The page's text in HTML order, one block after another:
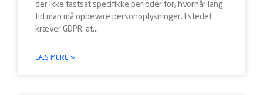
der ikke fastsat specifikke perioder for, hvornår lang
tid man må opbevare personoplysninger. I stedet
kræver GDPR, at
LÆS MERE »